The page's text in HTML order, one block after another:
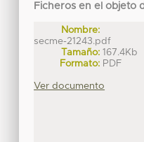
Ficheros en el objeto
Nombre:
secme-21243.pdf
Tamaño: 167.4Kb
Formato: PDF
Ver documento